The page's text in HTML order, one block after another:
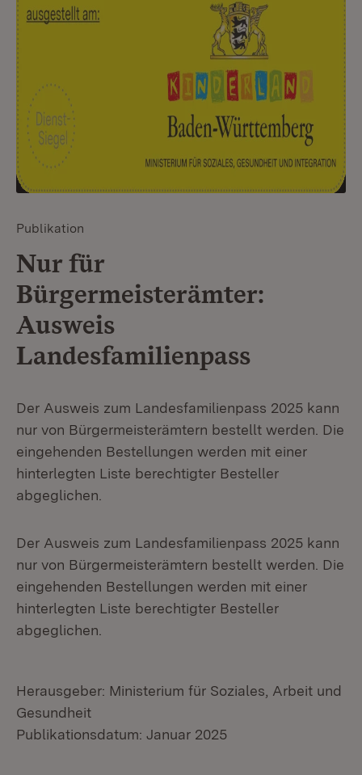
Publikation
Nur für
Bürgermeisterämter:
Ausweis
Landesfamilienpass
Der Ausweis zum Landesfamilienpass 2025 kann
nur von Bürgermeisterämtern bestellt werden. Die
eingehenden Bestellungen werden mit einer
hinterlegten Liste berechtigter Besteller
abgeglichen.
Der Ausweis zum Landesfamilienpass 2025 kann
nur von Bürgermeisterämtern bestellt werden. Die
eingehenden Bestellungen werden mit einer
hinterlegten Liste berechtigter Besteller
abgeglichen.
Herausgeber: Ministerium für Soziales, Arbeit und
Gesundheit
Publikationsdatum: Januar 2025